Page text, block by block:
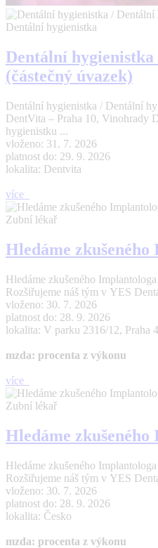
Dentální hygienistka
Dentální
(částečný úvazek)
Dentální hygienistka / Dentální
DentVita – Praha 10, Vinohrady
hygienistku ...
vloženo: 31. 7. 2026
platnost do: 29. 9. 2026
lokalita: Dentvita
více
Zubní lékař
Hledáme zkušeného
Hledáme zkušeného
Rozšiřujeme náš tým v YES
vloženo: 30. 7. 2026
platnost do: 28. 9. 2026
lokalita: V parku 2316/12, Praha
mzda: procenta z výkonu
více
Zubní lékař
Hledáme zkušeného
Hledáme zkušeného
Rozšiřujeme náš tým v YES
vloženo: 30. 7. 2026
platnost do: 28. 9. 2026
lokalita: Česko
mzda: procenta z výkonu